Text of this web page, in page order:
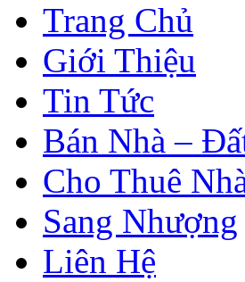
Trang Chủ
Giới Thiệu
Tin Tức
Bán Nhà –
Cho Thuê
Sang Nhượng
Liên Hệ